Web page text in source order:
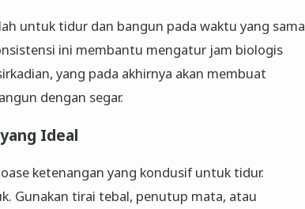
untuk tidur dan bangun pada waktu yang sama
ini membantu mengatur jam biologis
yang pada akhirnya akan membuat
dengan segar.
Ideal
ketenangan yang kondusif untuk tidur.
Gunakan tirai tebal, penutup mata, atau